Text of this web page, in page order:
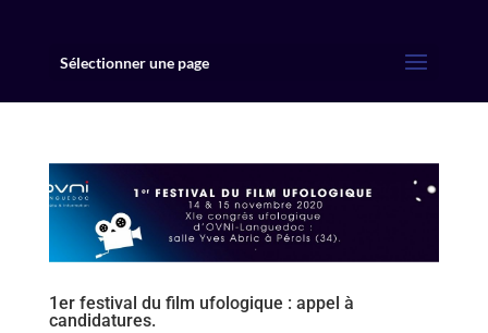
Sélectionner une page
1er festival du film ufologique : appel à
candidatures.